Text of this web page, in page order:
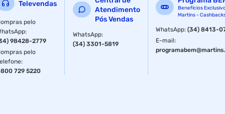
Informações Adicionais do Produto:
Alta cobertura
Longa duração
Brilho intenso
Televendas
pelo
:
98428-2779
pelo
:
729 5220
Atendimento
Pós Vendas
WhatsApp:
(34) 3301-5819
Benefícios
Martins -
WhatsApp:(34) 8413-
E-mail: